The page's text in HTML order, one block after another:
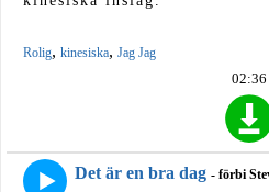
Rolig, kinesiska, Jag Jag
02:36
Det är en bra dag - förbi